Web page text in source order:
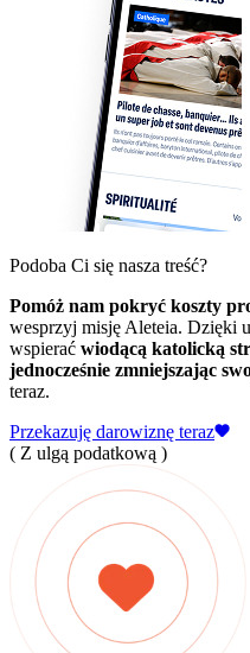
Podoba Ci się nasza treść?
Pomóż nam pokryć koszty
wesprzyj misję Aleteia. Dzięki
wspierać wiodącą katolicką
jednocześnie zmniejszając
teraz.
Przekazuję darowiznę teraz
( Z ulgą podatkową )